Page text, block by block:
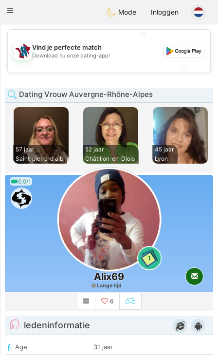
Taimerais
Toggle
Mode Inloggen
💖
💕
Vind je perfecte match
Download nu onze dating-app!
Dating Vrouw Auvergne-Rhône-Alpes
57 jaar
Saint-pierre-d alb
52 jaar
Châtillon-en-Diois
45 jaar
Lyon
0.9/1
1
Alix69
Lange tijd
6
ledeninformatie
Age
31 jaar